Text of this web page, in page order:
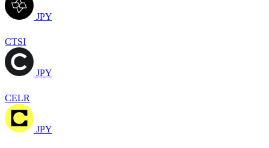
JPY
CTSI
JPY
CELR
JPY